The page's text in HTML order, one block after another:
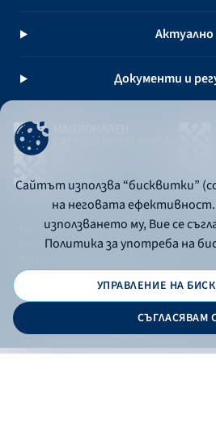
Актуално
Документи и
Политика за употреба на бисквитки
Политика за поверителност
© 2026 - Българска банка за развитие
Сайтът използва “бисквитки”
на неговата
използването му, Вие се
Политика за употреба на
УПРАВЛЕНИЕ НА
СЪГЛАСЯВАМ